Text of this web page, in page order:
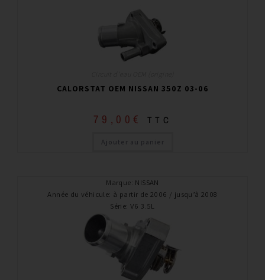
CALORSTAT OEM NISSAN 350Z 03-06
79,00 € TTC
Ajouter au panier
Marque: NISSAN
Année du véhicule: à partir de 2006 / jusqu’à 2008
Série: V6 3.5L